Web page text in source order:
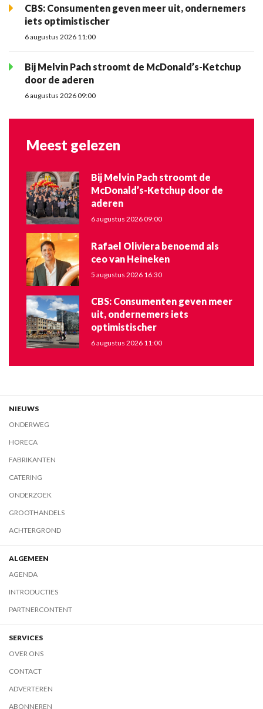
CBS: Consumenten geven meer uit, ondernemers
iets optimistischer
6 augustus 2026 11:00
Bij Melvin Pach stroomt de McDonald’s-Ketchup
door de aderen
6 augustus 2026 09:00
Meest gelezen
Bij Melvin Pach stroomt de
McDonald’s-Ketchup door de
aderen
6 augustus 2026 09:00
Rafael Oliviera benoemd als
ceo van Heineken
5 augustus 2026 16:30
CBS: Consumenten geven meer
uit, ondernemers iets
optimistischer
6 augustus 2026 11:00
NIEUWS
ONDERWEG
HORECA
FABRIKANTEN
CATERING
ONDERZOEK
GROOTHANDELS
ACHTERGROND
ALGEMEEN
AGENDA
INTRODUCTIES
PARTNERCONTENT
SERVICES
OVER ONS
CONTACT
ADVERTEREN
ABONNEREN